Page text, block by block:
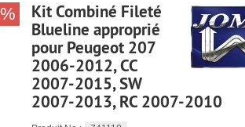
%
Kit Combiné Fileté
Blueline approprié
pour Peugeot 207
2006-2012, CC
2007-2015, SW
2007-2013, RC 2007-2010